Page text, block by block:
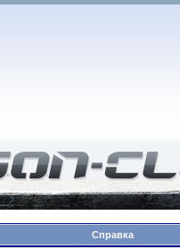
Справка